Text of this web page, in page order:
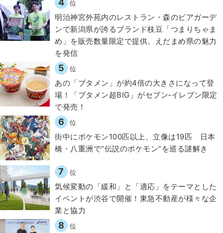
4 位
明治神宮外苑内のレストラン・森のビアガーデ
ンで新潟県が誇るブランド枝豆「つまりちゃま
め」を販売数量限定で提供。えだまめ県の魅力
を発信
5 位
あの「ブタメン」が約4倍の大きさになって登
場！「ブタメン超BIG」がセブン‐イレブン限定
で発売！
6 位
街中にポケモン100匹以上、立像は19匹 日本
橋・八重洲で“伝説のポケモン”を巡る謎解き
7 位
気候変動の「緩和」と「適応」をテーマとした
イベントが渋谷で開催！東急不動産が様々な企
業と協力
8 位